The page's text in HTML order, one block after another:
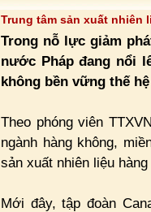
Trung tâm sản xuất nhiên
Trong nỗ lực giảm
nước Pháp đang nổi
không bền vững thế
Theo phóng viên
ngành hàng không,
sản xuất nhiên liệu
Mới đây, tập đoàn